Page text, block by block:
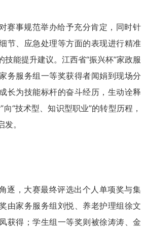
对赛事规范举办给予充分肯定，同时针
节、应急处理等方面的表现进行精准
技能提升建议。江西省“振兴杯”家政服
务服务组一等奖获得者闻娟到现场分
长为技能标杆的奋斗经历，生动诠释
向“技术型、知识型职业”的转型历程，
。
逐，大赛最终评选出个人单项奖与集
由家务服务组刘悦、养老护理组徐文
获得；学生组一等奖则被徐涛涛、金